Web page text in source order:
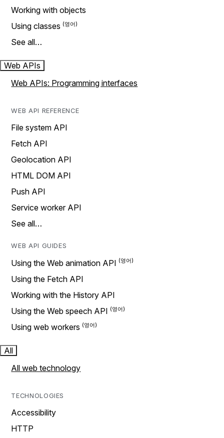
Working with objects
Using classes
See all…
Web APIs
Web APIs: Programming interfaces
WEB API REFERENCE
File system API
Fetch API
Geolocation API
HTML DOM API
Push API
Service worker API
See all…
WEB API GUIDES
Using the Web animation API
Using the Fetch API
Working with the History API
Using the Web speech API
Using web workers
All
All web technology
TECHNOLOGIES
Accessibility
HTTP